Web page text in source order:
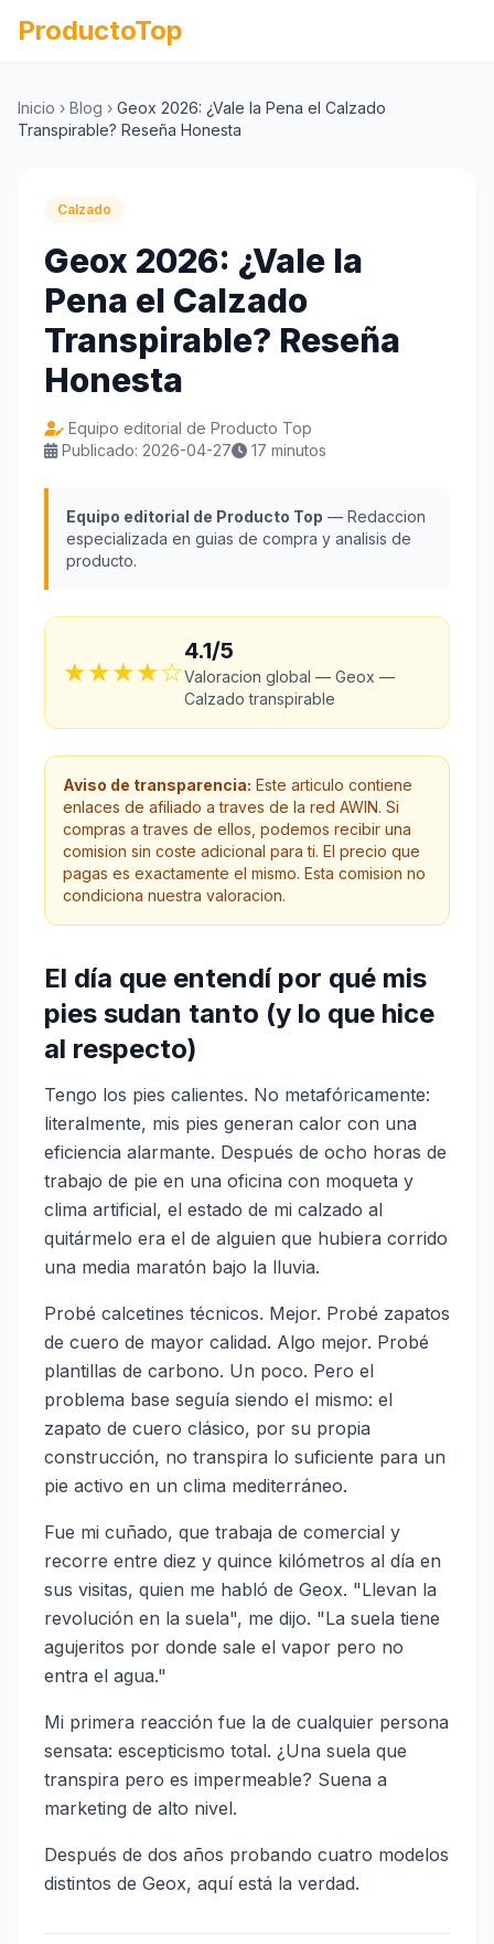
ProductoTop
Inicio › Blog › Geox 2026: ¿Vale la Pena el Calzado
Transpirable? Reseña Honesta
Calzado
Geox 2026: ¿Vale la
Pena el Calzado
Transpirable? Reseña
Honesta
Equipo editorial de Producto Top
Publicado: 2026-04-27
17 minutos
Equipo editorial de Producto Top — Redaccion
especializada en guias de compra y analisis de
producto.
★★★★☆
4.1/5
Valoracion global — Geox —
Calzado transpirable
Aviso de transparencia: Este articulo contiene
enlaces de afiliado a traves de la red AWIN. Si
compras a traves de ellos, podemos recibir una
comision sin coste adicional para ti. El precio que
pagas es exactamente el mismo. Esta comision no
condiciona nuestra valoracion.
El día que entendí por qué mis
pies sudan tanto (y lo que hice
al respecto)
Tengo los pies calientes. No metafóricamente:
literalmente, mis pies generan calor con una
eficiencia alarmante. Después de ocho horas de
trabajo de pie en una oficina con moqueta y
clima artificial, el estado de mi calzado al
quitármelo era el de alguien que hubiera corrido
una media maratón bajo la lluvia.
Probé calcetines técnicos. Mejor. Probé zapatos
de cuero de mayor calidad. Algo mejor. Probé
plantillas de carbono. Un poco. Pero el
problema base seguía siendo el mismo: el
zapato de cuero clásico, por su propia
construcción, no transpira lo suficiente para un
pie activo en un clima mediterráneo.
Fue mi cuñado, que trabaja de comercial y
recorre entre diez y quince kilómetros al día en
sus visitas, quien me habló de Geox. "Llevan la
revolución en la suela", me dijo. "La suela tiene
agujeritos por donde sale el vapor pero no
entra el agua."
Mi primera reacción fue la de cualquier persona
sensata: escepticismo total. ¿Una suela que
transpira pero es impermeable? Suena a
marketing de alto nivel.
Después de dos años probando cuatro modelos
distintos de Geox, aquí está la verdad.